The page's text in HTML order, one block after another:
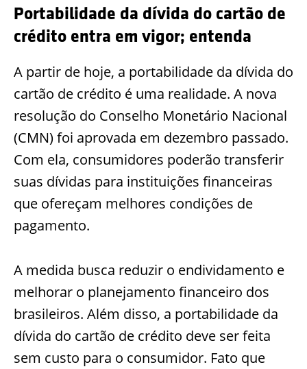
Portabilidade da dívida do cartão de
crédito entra em vigor; entenda
A partir de hoje, a portabilidade da dívida do
cartão de crédito é uma realidade. A nova
resolução do Conselho Monetário Nacional
(CMN) foi aprovada em dezembro passado.
Com ela, consumidores poderão transferir
suas dívidas para instituições financeiras
que ofereçam melhores condições de
pagamento.
A medida busca reduzir o endividamento e
melhorar o planejamento financeiro dos
brasileiros. Além disso, a portabilidade da
dívida do cartão de crédito deve ser feita
sem custo para o consumidor. Fato que